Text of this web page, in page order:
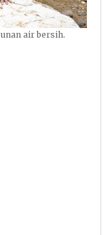
air bersih.